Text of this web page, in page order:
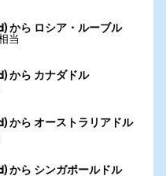
から ロシア・ルーブル
当
から カナダドル
ら オーストラリアドル
ら シンガポールドル